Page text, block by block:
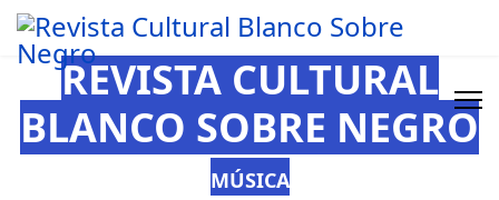
REVISTA CULTURAL
BLANCO SOBRE NEGRO
MÚSICA